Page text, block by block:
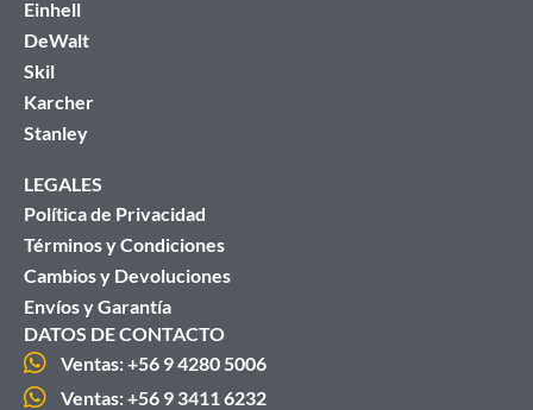
Einhell
DeWalt
Skil
Karcher
Stanley
LEGALES
Política de Privacidad
Términos y Condiciones
Cambios y Devoluciones
Envíos y Garantía
DATOS DE CONTACTO
Ventas: +56 9 4280 5006
Ventas: +56 9 3411 6232